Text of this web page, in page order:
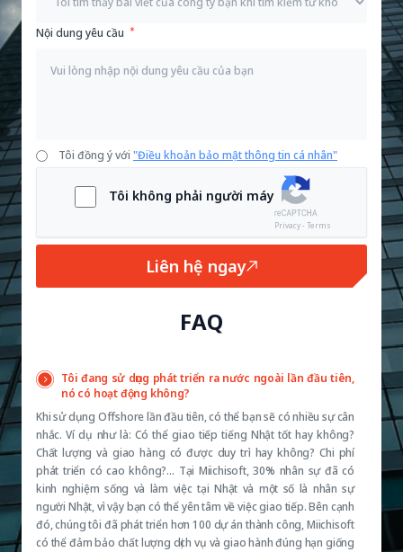
Nội dung yêu cầu
Tôi đồng ý với "Điều khoản bảo mật thông tin cá nhân"
Tôi không phải người máy
Privacy - Terms
Liên hệ ngay
FAQ
Tôi đang sử dụng phát triển ra nước ngoài lần đầu tiên,
nó có hoạt động không?
Khi sử dụng Offshore lần đầu tiên, có thể bạn sẽ có nhiều sự cân
nhắc. Ví dụ như là: Có thể giao tiếp tiếng Nhật tốt hay không?
Chất lượng và giao hàng có được duy trì hay không? Chi phí
phát triển có cao không?… Tại Miichisoft, 30% nhân sự đã có
kinh nghiệm sống và làm việc tại Nhật và một số là nhân sự
người Nhật, vì vậy bạn có thể yên tâm về việc giao tiếp. Bên cạnh
đó, chúng tôi đã phát triển hơn 100 dự án thành công, Miichisoft
có thể đảm bảo chất lượng dịch vụ và giao hành đúng hạn giống